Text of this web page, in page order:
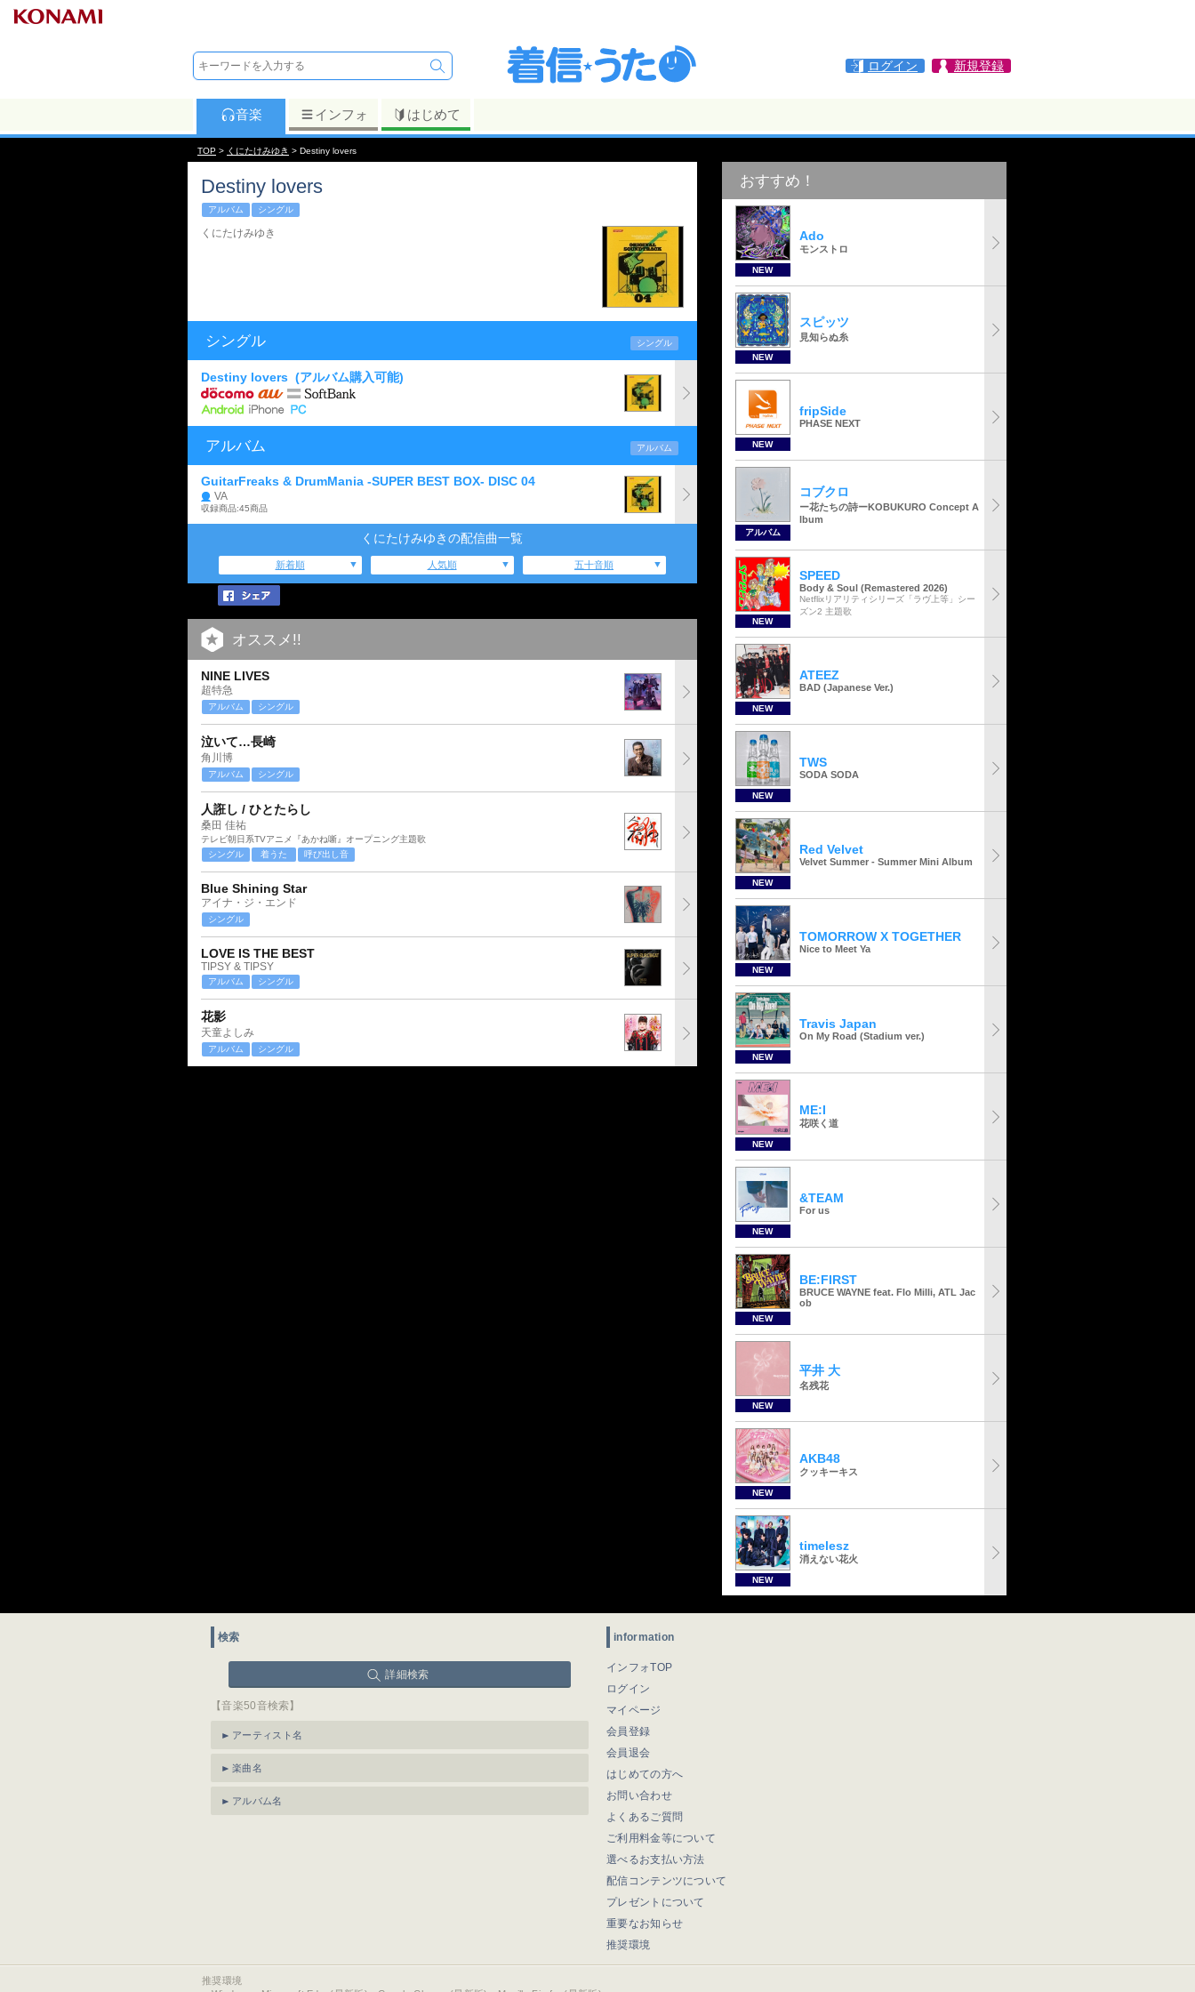
ログイン 新規登録
音楽 インフォ はじめて
TOP > くにたけみゆき > Destiny lovers
Destiny lovers
アルバム シングル
くにたけみゆき
シングル シングル
Destiny lovers (アルバム購入可能)
アルバム アルバム
GuitarFreaks & DrumMania -SUPER BEST BOX- DISC 04
VA
収録商品:45商品
くにたけみゆきの配信曲一覧
新着順 人気順 五十音順
オススメ!!
NINE LIVES
超特急
アルバム シングル
泣いて…長崎
角川博
アルバム シングル
人誑し / ひとたらし
桑田 佳祐
テレビ朝日系TVアニメ『あかね噺』オープニング主題歌
シングル
着うた 呼び出し音
Blue Shining Star
アイナ・ジ・エンド
シングル
LOVE IS THE BEST
TIPSY & TIPSY
アルバム シングル
花影
天童よしみ
アルバム シングル
おすすめ！
NEW
Ado
モンストロ
NEW
スピッツ
見知らぬ糸
NEW
fripSide
PHASE NEXT
アルバム
コブクロ
ー花たちの詩ーKOBUKURO Concept A
lbum
NEW
SPEED
Body & Soul (Remastered 2026)
Netflixリアリティシリーズ「ラヴ上等」シー
ズン2 主題歌
NEW
ATEEZ
BAD (Japanese Ver.)
NEW
TWS
SODA SODA
NEW
Red Velvet
Velvet Summer - Summer Mini Album
NEW
TOMORROW X TOGETHER
Nice to Meet Ya
NEW
Travis Japan
On My Road (Stadium ver.)
NEW
ME:I
花咲く道
NEW
&TEAM
For us
NEW
BE:FIRST
BRUCE WAYNE feat. Flo Milli, ATL Jac
ob
NEW
平井 大
名残花
NEW
AKB48
クッキーキス
NEW
timelesz
消えない花火
検索
詳細検索
【音楽50音検索】
アーティスト名
楽曲名
アルバム名
information
インフォTOP
ログイン
マイページ
会員登録
会員退会
はじめての方へ
お問い合わせ
よくあるご質問
ご利用料金等について
選べるお支払い方法
配信コンテンツについて
プレゼントについて
重要なお知らせ
推奨環境
推奨環境